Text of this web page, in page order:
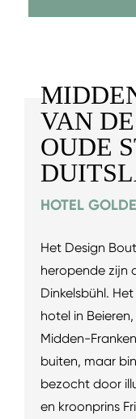
VAN
OUDE
HOTEL
Het Design
heropende zijn
Dinkelsbühl.
hotel in
Midden-
buiten, maar
bezocht door
en kroonprins